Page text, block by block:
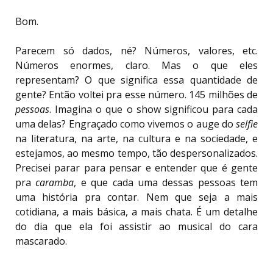
Bom.
Parecem só dados, né? Números, valores, etc.
Números enormes, claro. Mas o que eles
representam? O que significa essa quantidade de
gente? Então voltei pra esse número. 145 milhões de
pessoas. Imagina o que o show significou para cada
uma delas? Engraçado como vivemos o auge do selfie
na literatura, na arte, na cultura e na sociedade, e
estejamos, ao mesmo tempo, tão despersonalizados.
Precisei parar para pensar e entender que é gente
pracaramba, e que cada uma dessas pessoas tem
uma história pra contar. Nem que seja a mais
cotidiana, a mais básica, a mais chata. É um detalhe
do dia que ela foi assistir ao musical do cara
mascarado.